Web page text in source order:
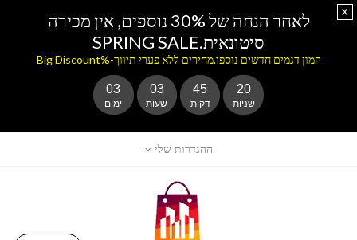
ההגדרות שלי
לאחר הנחה של 30% נוספים, אין מכירה
סיטונאית.SPRING SALE
המון דגמים חדשים נוספו.מחירים ללא פערי תיווך-%Big Discount
03
ימים
03
שעות
45
דקות
20
שניות
x